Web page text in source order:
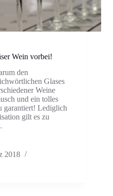
Wein vorbei!
den
Glases
Weine
und ein tolles
garantiert! Lediglich
gilt es zu
2018